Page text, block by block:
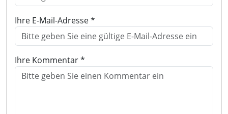
Ihre E-Mail-Adresse *
Ihre Kommentar *